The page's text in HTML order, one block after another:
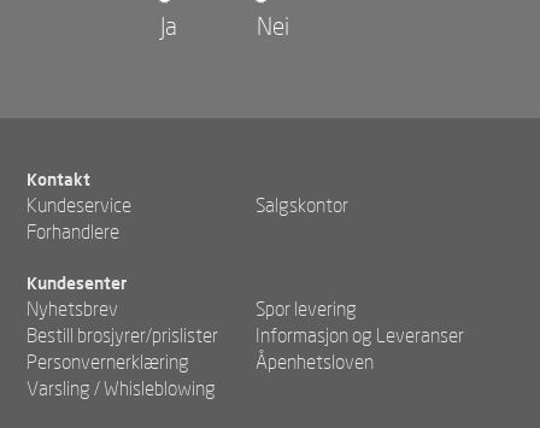
Ja Nei
Kontakt
Kundeservice
Salgskontor
Forhandlere
Kundesenter
Nyhetsbrev
Spor levering
Bestill brosjyrer/prislister
Informasjon og Leveranser
Personvernerklæring
Åpenhetsloven
Varsling / Whisleblowing